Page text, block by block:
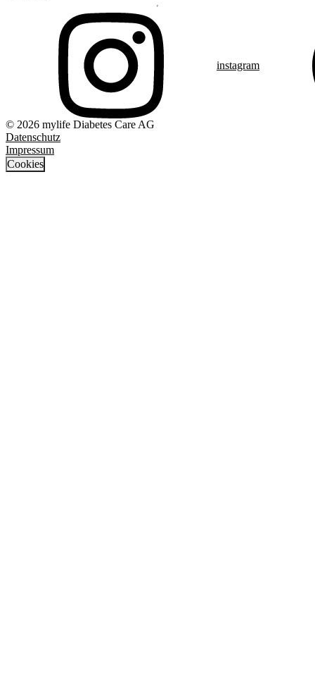
instagram
© 2026 mylife Diabetes Care AG
Datenschutz
Impressum
Cookies